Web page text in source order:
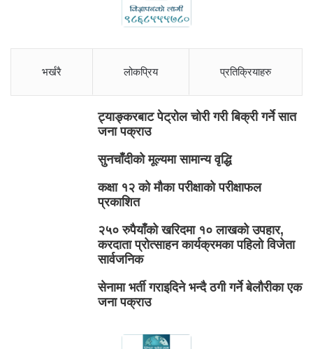
भर्खरै लोकप्रिय प्रतिक्रियाहरु
ट्याङ्करबाट पेट्रोल चोरी गरी बिक्री गर्ने सात
जना पक्राउ
सुनचाँदीको मूल्यमा सामान्य वृद्धि
कक्षा १२ को मौका परीक्षाको परीक्षाफल
प्रकाशित
२५० रुपैयाँको खरिदमा १० लाखको उपहार,
करदाता प्रोत्साहन कार्यक्रमका पहिलो विजेता
सार्वजनिक
सेनामा भर्ती गराइदिने भन्दै ठगी गर्ने बेलौरीका एक
जना पक्राउ